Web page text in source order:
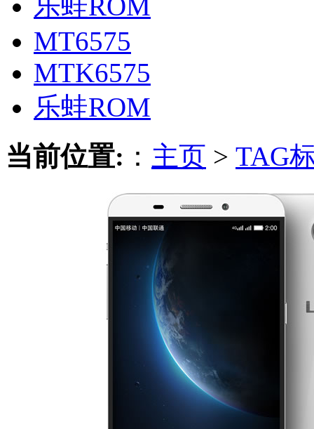
MT6575
MTK6575
乐蛙ROM
当前位置: ： 主页 > TAG